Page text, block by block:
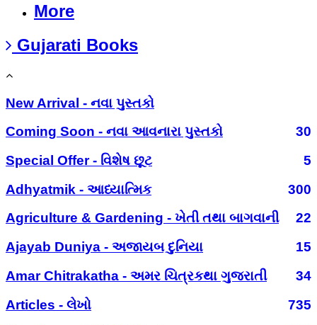
More
Gujarati Books
New Arrival - નવા પુસ્તકો
Coming Soon - નવા આવનારા પુસ્તકો
30
Special Offer - વિશેષ છૂટ
5
Adhyatmik - આધ્યાત્મિક
300
Agriculture & Gardening - ખેતી તથા બાગવાની
22
Ajayab Duniya - અજાયબ દુનિયા
15
Amar Chitrakatha - અમર ચિત્રકથા ગુજરાતી
34
Articles - લેખો
735